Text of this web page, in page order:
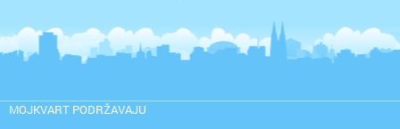
MOJKVART PODRŽAVAJU